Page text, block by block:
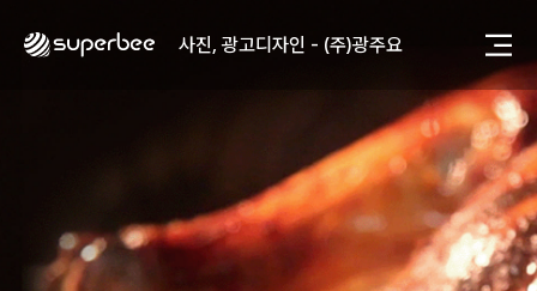
웹사이트 - (주)세스코
동영상, 홈페이지 - (주)분독
동영상, 카탈로그 - 피자마루
웹사이트 - 백조씽크
사진, 광고디자인 - 중외제약
패키지, 디자인 - 고려은단
동영상 - (주)듀오백